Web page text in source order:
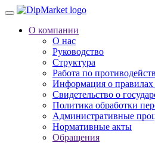
О компании
О нас
Руководство
Структура
Работа по
Информация о правилах
Свидетельство о
Политика обработки
Административные
Нормативные акты
Обращения